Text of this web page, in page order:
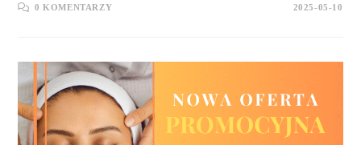
0 KOMENTARZY 2025-05-10